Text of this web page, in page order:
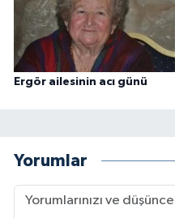
Ergör ailesinin acı günü
Yorumlar